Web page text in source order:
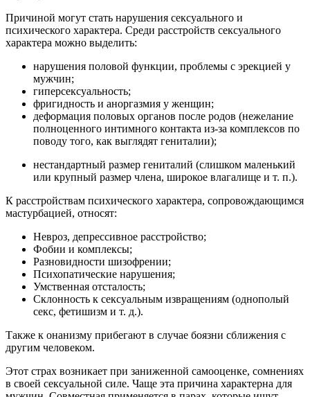
Причиной могут стать нарушения сексуального и
психического характера. Среди расстройств сексуального
характера можно выделить:
нарушения половой функции, проблемы с эрекцией у
мужчин;
гиперсексуальность;
фригидность и аноргазмия у женщин;
деформация половых органов после родов (нежелание
полноценного интимного контакта из-за комплексов по
поводу того, как выглядят гениталии);
нестандартный размер гениталий (слишком маленький
или крупный размер члена, широкое влагалище и т. п.).
К расстройствам психического характера, сопровождающимся
мастурбацией, относят:
Невроз, депрессивное расстройство;
Фобии и комплексы;
Разновидности шизофрении;
Психопатические нарушения;
Умственная отсталость;
Склонность к сексуальным извращениям (однополый
секс, фетишизм и т. д.).
Также к онанизму прибегают в случае боязни сближения с
другим человеком.
Этот страх возникает при заниженной самооценке, сомнениях
в своей сексуальной силе. Чаще эта причина характерна для